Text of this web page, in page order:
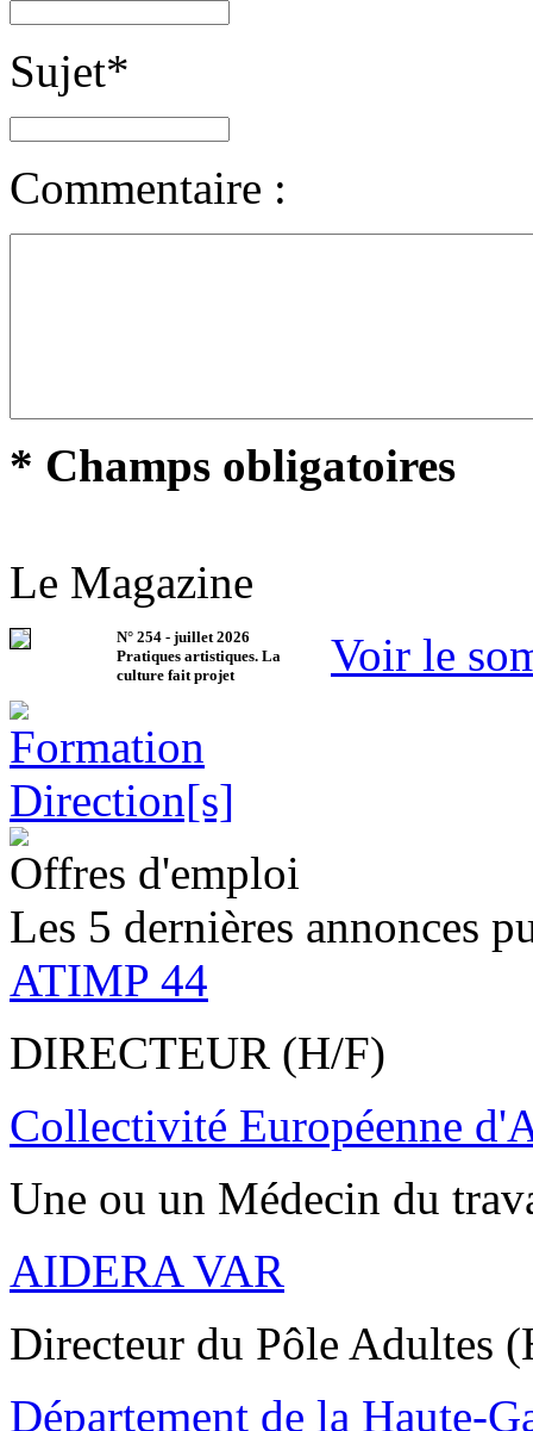
Sujet*
Commentaire :
* Champs obligatoires
Le Magazine
N° 254 - juillet 2026
Pratiques artistiques. La
culture fait projet
Voir le
Offres d'emploi
Les 5 dernières annonces
ATIMP 44
DIRECTEUR (H/F)
Collectivité Européenne
Une ou un Médecin du
AIDERA VAR
Directeur du Pôle Adultes
Département de la Haute-